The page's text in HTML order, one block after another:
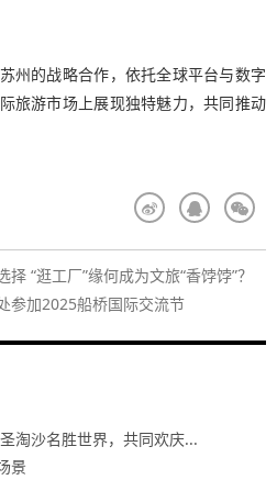
州的战略合作，依托全球平台与数字
旅游市场上展现独特魅力，共同推动
“逛工厂”缘何成为文旅“香饽饽”？
参加2025船桥国际交流节
淘沙名胜世界，共同欢庆...
景